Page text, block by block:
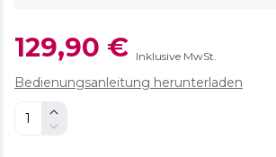
129,90 € Inklusive MwSt.
Bedienungsanleitung herunterladen